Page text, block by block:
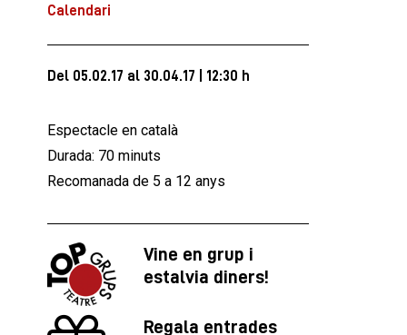
Calendari
Del 05.02.17 al 30.04.17 12:30 h
Espectacle en català
Durada: 70 minuts
Recomanada de 5 a 12 anys
Vine en grup i
estalvia diners!
Regala entrades